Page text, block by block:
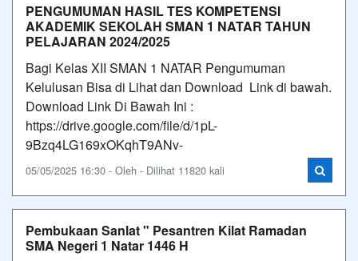
PENGUMUMAN HASIL TES KOMPETENSI
AKADEMIK SEKOLAH SMAN 1 NATAR TAHUN
PELAJARAN 2024/2025
Bagi Kelas XII SMAN 1 NATAR Pengumuman
Kelulusan Bisa di Lihat dan Download Link di bawah.
Download Link Di Bawah Ini :
https://drive.google.com/file/d/1pL-
9Bzq4LG169xOKqhT9ANv-
05/05/2025 16:30 - Oleh - Dilihat 11820 kali
Pembukaan Sanlat " Pesantren Kilat Ramadan
SMA Negeri 1 Natar 1446 H